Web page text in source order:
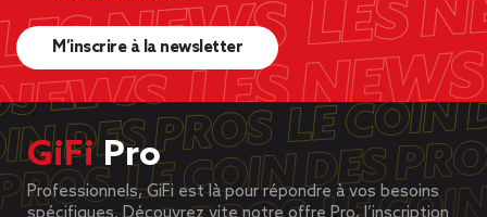
M’inscrire à la newsletter
GiFiPro
Professionnels, GiFi est là pour répondre à vos besoins